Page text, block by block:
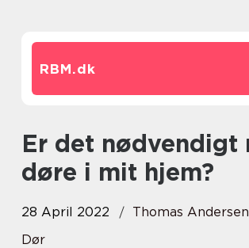
RBM.dk
Er det nødvendigt med
døre i mit hjem?
28 April 2022
Thomas Andersen
Dør